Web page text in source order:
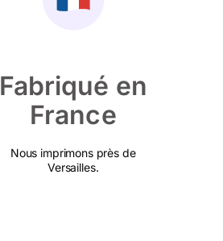
Fabriqué en
France
Nous imprimons près de
Versailles.